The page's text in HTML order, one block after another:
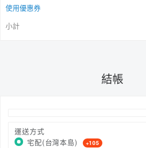
使用優惠券
小計
結帳
運送方式
宅配(台灣本島)
+105